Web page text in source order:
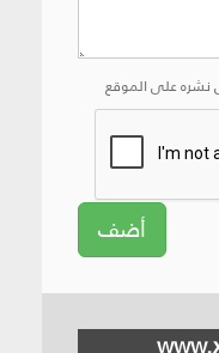
نشره على الموقع
أضف